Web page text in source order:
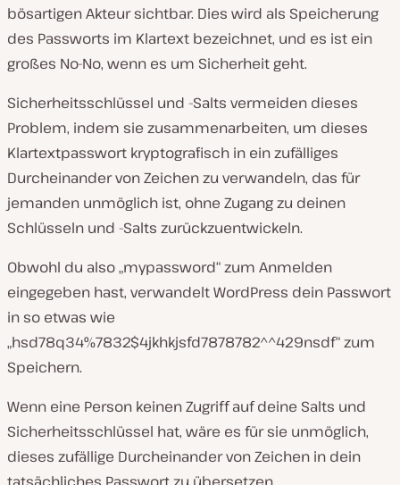
bösartigen Akteur sichtbar. Dies wird als Speicherung
des Passworts im Klartext bezeichnet, und es ist ein
großes No-No, wenn es um Sicherheit geht.
Sicherheitsschlüssel und -Salts vermeiden dieses
Problem, indem sie zusammenarbeiten, um dieses
Klartextpasswort kryptografisch in ein zufälliges
Durcheinander von Zeichen zu verwandeln, das für
jemanden unmöglich ist, ohne Zugang zu deinen
Schlüsseln und -Salts zurückzuentwickeln.
Obwohl du also „mypassword“ zum Anmelden
eingegeben hast, verwandelt WordPress dein Passwort
in so etwas wie
„hsd78q34%7832$4jkhkjsfd7878782^^429nsdf“ zum
Speichern.
Wenn eine Person keinen Zugriff auf deine Salts und
Sicherheitsschlüssel hat, wäre es für sie unmöglich,
dieses zufällige Durcheinander von Zeichen in dein
tatsächliches Passwort zu übersetzen.